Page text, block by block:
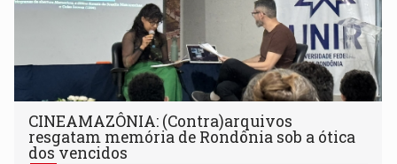
CINEAMAZÔNIA: (Contra)arquivos
resgatam memória de Rondônia sob a ótica
dos vencidos